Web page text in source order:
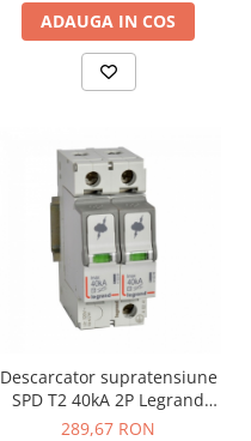
ADAUGA IN COS
Descarcator supratensiune
SPD T2 40kA 2P Legrand
412241
289,67 RON